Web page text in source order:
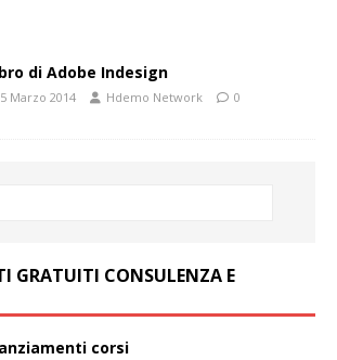
di Adobe Indesign
Marzo 2014 Hdemo Network 0
GRATUITI CONSULENZA E
corsi